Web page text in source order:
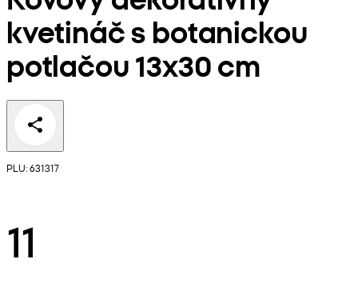
kvetináč s botanickou
potlačou 13x30 cm
PLU: 631317
11